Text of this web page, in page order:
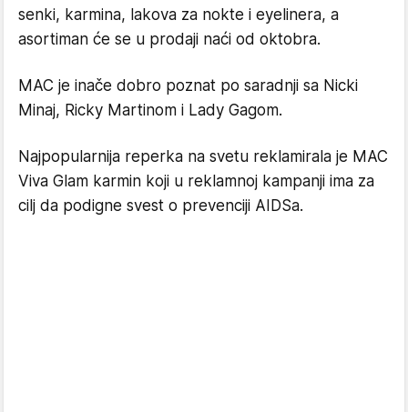
senki, karmina, lakova za nokte i eyelinera, a
asortiman će se u prodaji naći od oktobra.
MAC je inače dobro poznat po saradnji sa Nicki
Minaj, Ricky Martinom i Lady Gagom.
Najpopularnija reperka na svetu reklamirala je MAC
Viva Glam karmin koji u reklamnoj kampanji ima za
cilj da podigne svest o prevenciji AIDSa.